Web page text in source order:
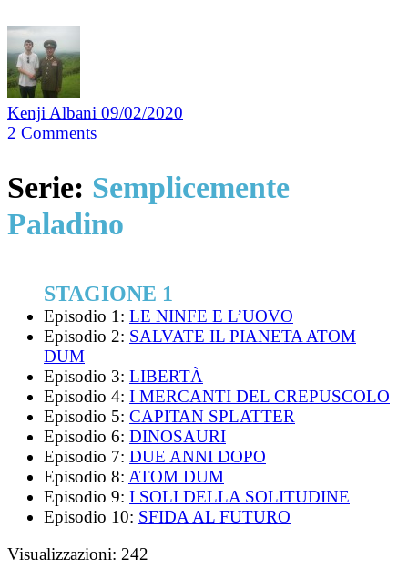
Kenji Albani 09/02/2020
2 Comments
Serie: Semplicemente
Paladino
STAGIONE 1
Episodio 1: LE NINFE E L’UOVO
Episodio 2: SALVATE IL PIANETA ATOM
DUM
Episodio 3: LIBERTÀ
Episodio 4: I MERCANTI DEL CREPUSCOLO
Episodio 5: CAPITAN SPLATTER
Episodio 6: DINOSAURI
Episodio 7: DUE ANNI DOPO
Episodio 8: ATOM DUM
Episodio 9: I SOLI DELLA SOLITUDINE
Episodio 10: SFIDA AL FUTURO
Visualizzazioni: 242